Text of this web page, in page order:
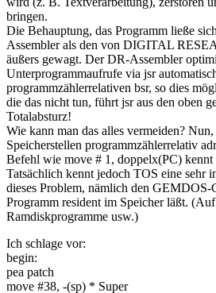
bringen.
Die Behauptung, das Programm ließe
Assembler als den von DIGITAL
äußers gewagt. Der DR-Assembler
Unterprogrammaufrufe via jsr
programmzählerrelativen bsr, so dies
die das nicht tun, führt jsr aus den oben
Totalabsturz!
Wie kann man das alles vermeiden?
Speicherstellen programmzählerrelativ
Befehl wie move # 1, doppelx(PC)
Tatsächlich kennt jedoch TOS eine sehr
dieses Problem, nämlich den
Programm resident im Speicher läßt.
Ramdiskprogramme usw.)
Ich schlage vor:
begin:
pea patch
move #38, -(sp) * Super